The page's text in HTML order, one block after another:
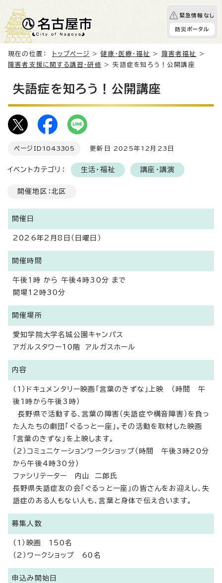
緊急情報なし
防災ポータル
現在の位置： トップページ >健康・医療・福祉 > 障害者福祉
>
障害者支援に関する講習・研修 > 失語症を知ろう！公開講座
失語症を知ろう！公開講座
ページID 1043305 更新日 2025年12月23日
イベントカテゴリ： 生活・福祉 講座・講演
開催地区：北区
開催日
2026年2月8日（日曜日）
開催時間
午後1時 から 午後4時30分 まで
開場12時30分
開催場所
愛知学院大学名城公園キャンパス
アガルスタワー10階 アルガスホール
内容
（1）ドキュメンタリー映画「言葉のきずな」上映 （時間 午
後1時から午後3時）
長野県で活動する、言葉の障害（失語症や構音障害）を負っ
た人たちの劇団「ぐるっと一座」。その活動を取材した映画
「言葉のきずな」を上映します。
（2）コミュニケーションワークショップ（時間 午後3時20分
から午後4時30分）
ファシリテーター 内山 二郎氏
長野県失語症友の会「ぐるっと一座」の皆さんをお迎えし、失
語症のある人もない人も、言葉と身体で伝え合います。
募集人数
（1）映画 150名
（2）ワークショップ 60名
申込み開始日